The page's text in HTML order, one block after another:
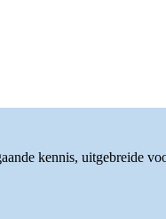
kennis, uitgebreide